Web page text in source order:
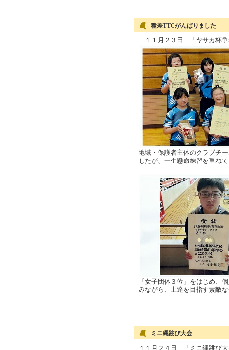
種差TTCがんばりました
１１月２３日 「ヤサカ杯争
地域・保護者主体のクラブチ
したが、一生懸命練習を重ねて
「女子団体３位」をはじめ、
みながら、上達を目指す素敵
ミニ縄跳び大会
１１月２４日 「ミニ縄跳び大